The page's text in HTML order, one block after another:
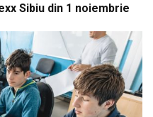
Sibiu din 1 noiembrie